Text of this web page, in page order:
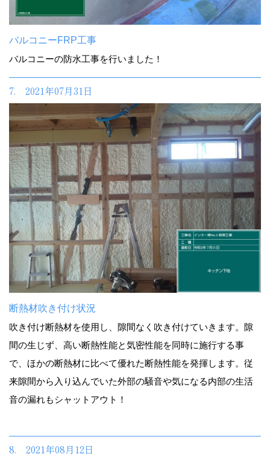
バルコニーFRP工事
バルコニーの防水工事を行いました！
7. 2021年07月31日
断熱材吹き付け状況
吹き付け断熱材を使用し、隙間なく吹き付けていきます。隙
間の生じず、高い断熱性能と気密性能を同時に施行する事
で、ほかの断熱材に比べて優れた断熱性能を発揮します。従
来隙間から入り込んでいた外部の騒音や気になる内部の生活
音の漏れもシャットアウト！
8. 2021年08月12日